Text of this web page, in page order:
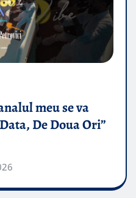
meu se va
De Doua Ori”